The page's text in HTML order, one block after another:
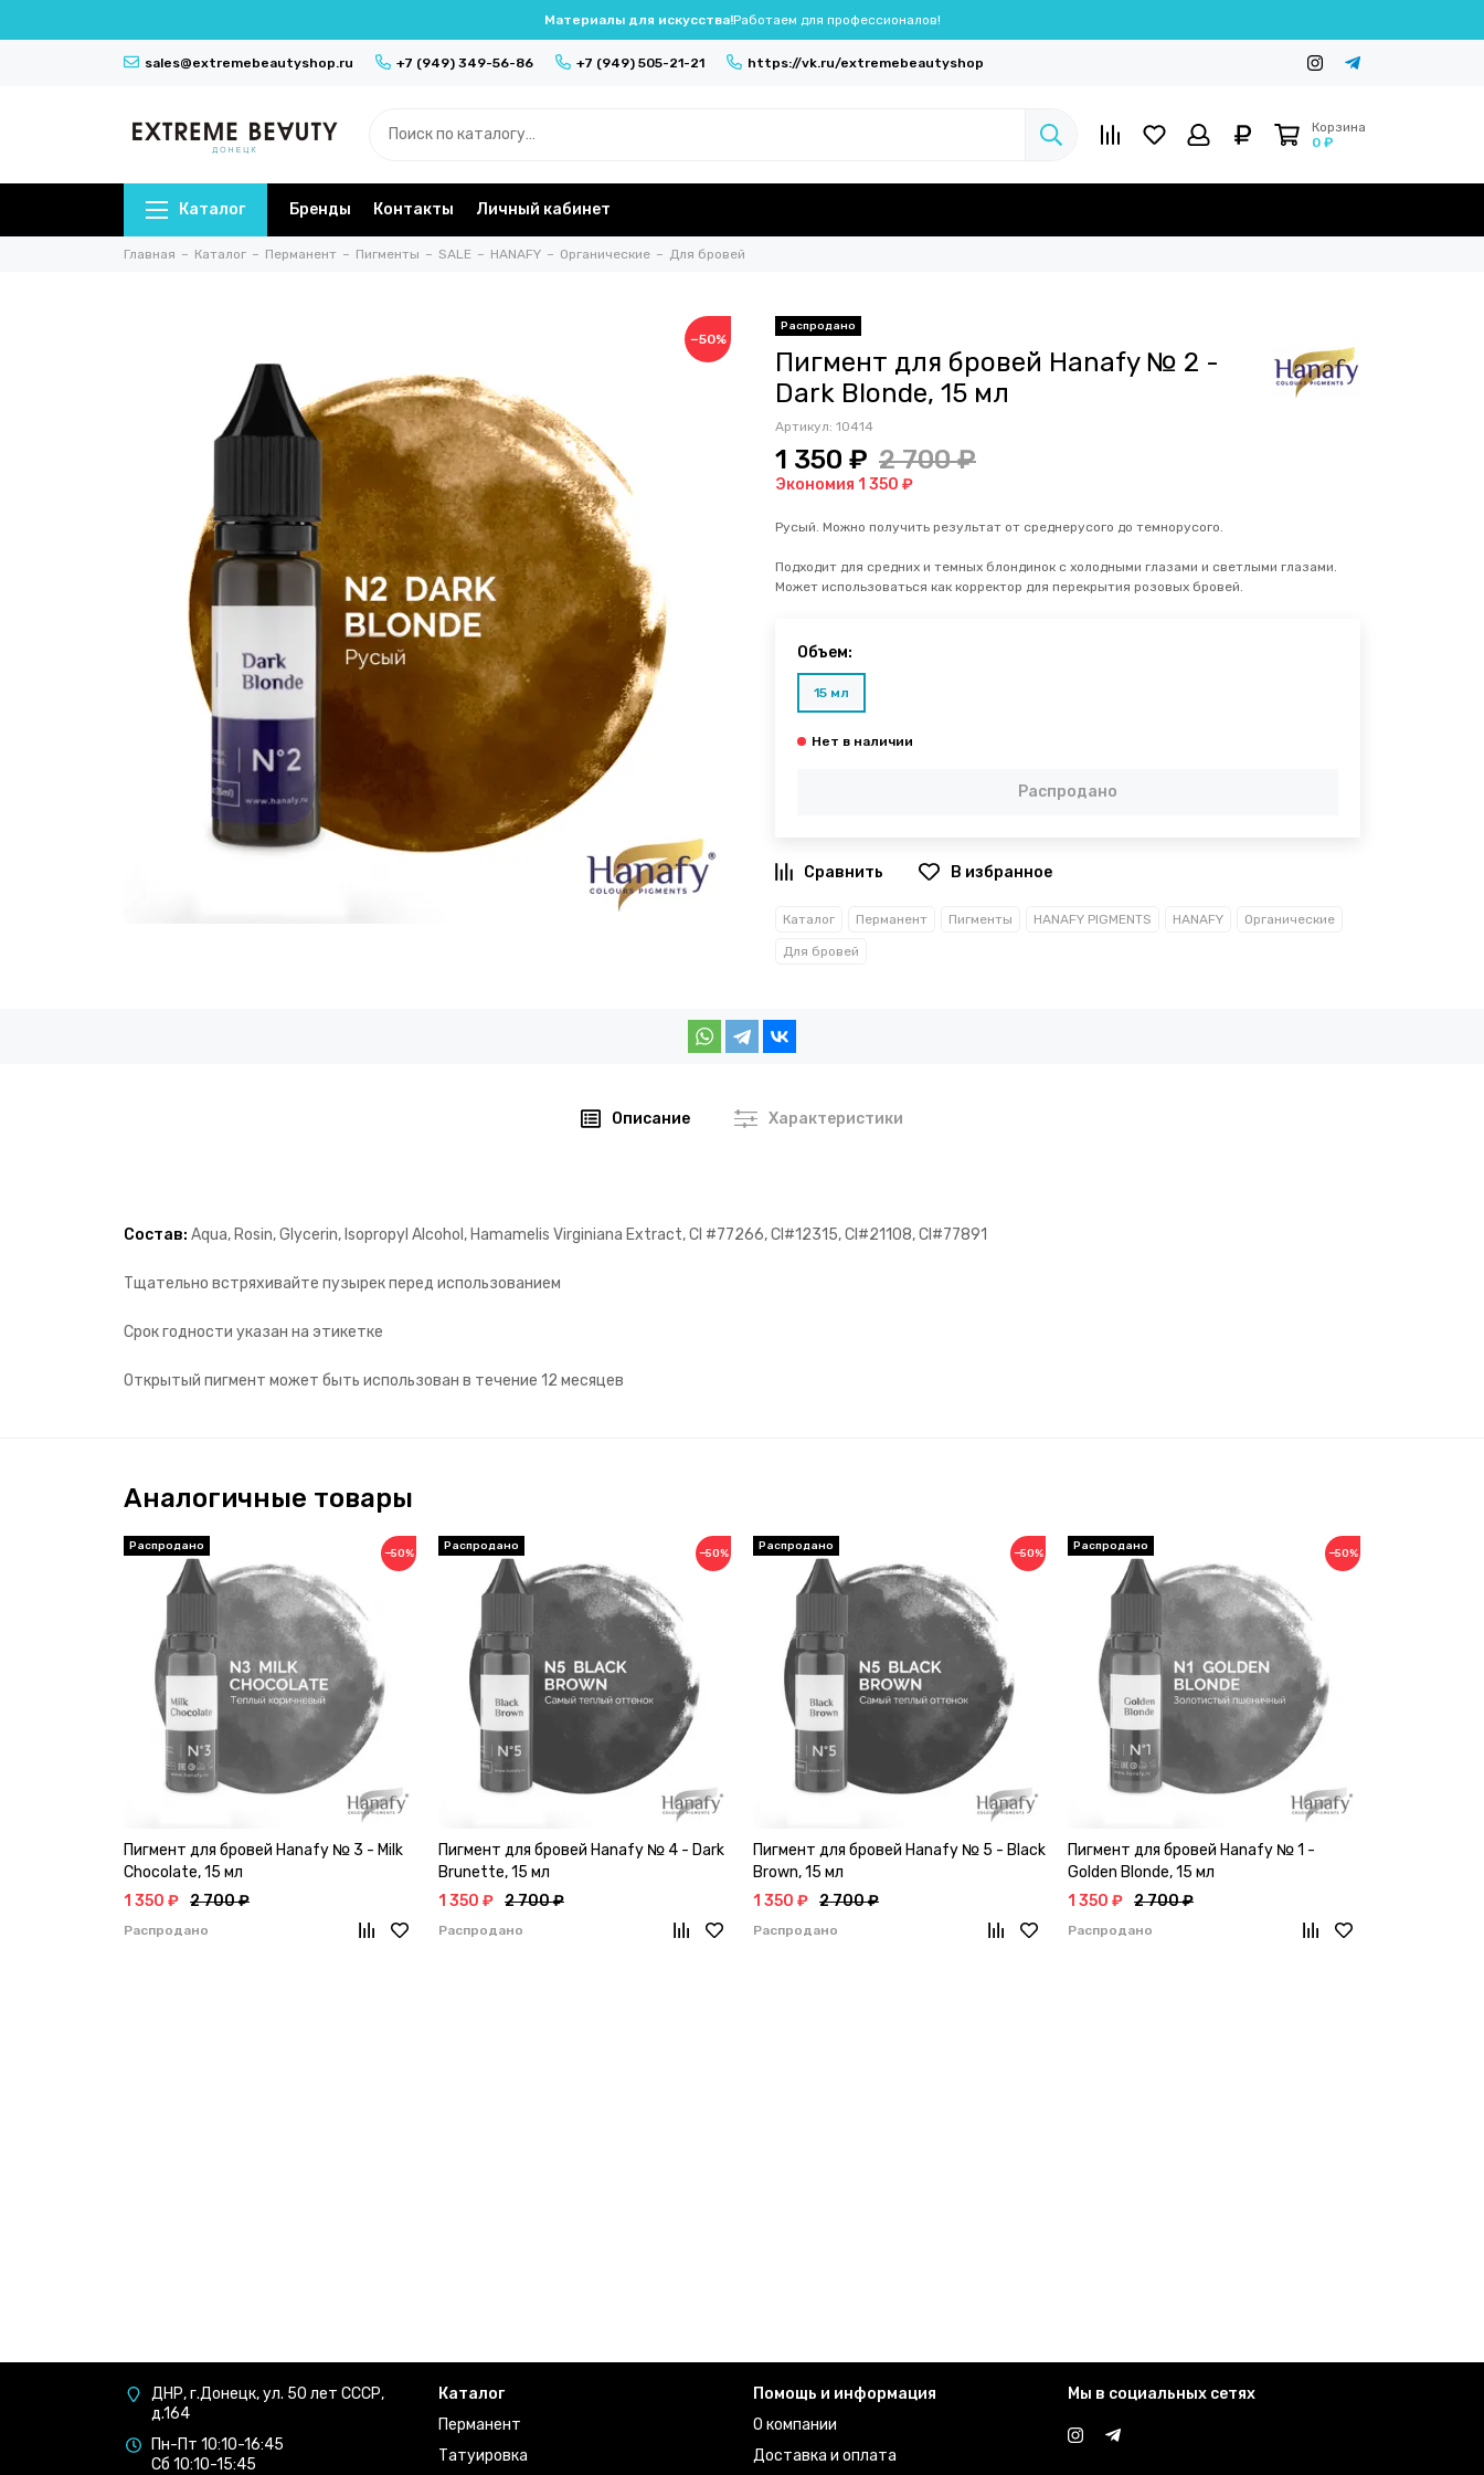
Материалы для искусства!Работаем для профессионалов!
sales@extremebeautyshop.ru +7 (949) 349-56-86 +7 (949) 505-21-21 https://vk.ru/extremebeautyshop
Корзина
0 ₽
Каталог Бренды Контакты Личный кабинет
Главная Каталог Перманент Пигменты SALE HANAFY Органические Для бровей
−50%
Пигмент для бровей Hanafy № 2 -
Dark Blonde, 15 мл
Артикул: 10414
1 350 ₽ 2 700 ₽
Экономия 1 350 ₽
Русый. Можно получить результат от среднерусого до темнорусого.
Подходит для средних и темных блондинок с холодными глазами и светлыми глазами.
Может использоваться как корректор для перекрытия розовых бровей.
Объем:
15 мл
Распродано
В избранное
Каталог Перманент Пигменты HANAFY PIGMENTS HANAFY Органические
Для бровей
Описание Характеристики
Состав: Aqua, Rosin, Glycerin, Isopropyl Alcohol, Hamamelis Virginiana Extract, CI #77266, CI#12315, CI#21108, CI#77891
Тщательно встряхивайте пузырек перед использованием
Срок годности указан на этикетке
Открытый пигмент может быть использован в течение 12 месяцев
Аналогичные товары
−50%
Пигмент для бровей Hanafy № 3 - Milk
Chocolate, 15 мл
1 350 ₽ 2 700 ₽
Распродано
−50%
Пигмент для бровей Hanafy № 4 - Dark
Brunette, 15 мл
1 350 ₽ 2 700 ₽
Распродано
−50%
Пигмент для бровей Hanafy № 5 - Black
Brown, 15 мл
1 350 ₽ 2 700 ₽
Распродано
−50%
Пигмент для бровей Hanafy № 1 -
Golden Blonde, 15 мл
1 350 ₽ 2 700 ₽
Распродано
ДНР, г.Донецк, ул. 50 лет СССР,
д.164
Пн-Пт 10:10-16:45
Сб 10:10-15:45
Каталог
Перманент
Татуировка
Помощь и информация
О компании
Доставка и оплата
Мы в социальных сетях